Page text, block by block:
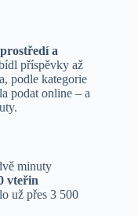
a
příspěvky až
podle kategorie
podat online – a
minuty
vteřin
už přes 3 500